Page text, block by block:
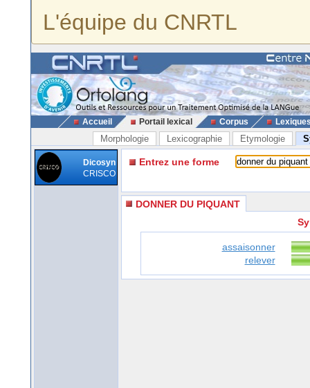
L'équipe du CNRTL
Accueil Portail lexical Corpus
Morphologie Lexicographie Etymologie
Dicosyn
CRISCO
Entrez une forme
DONNER DU PIQUANT
assaisonner
relever